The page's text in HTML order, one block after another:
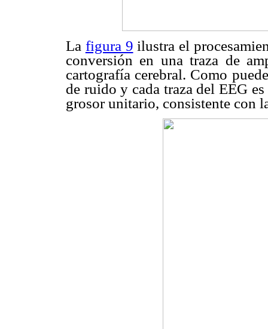
La figura 9 ilustra el
conversión en una traza de
cartografía cerebral. Como
de ruido y cada traza del EEG
grosor unitario, consistente con